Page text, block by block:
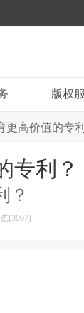
版权
更高价值的专
专利？
？
(3097)